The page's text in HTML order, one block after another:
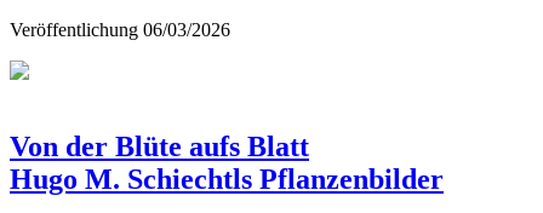
Veröffentlichung 06/03/2026
Von der Blüte aufs Blatt
Hugo M. Schiechtls Pflanzenbilder